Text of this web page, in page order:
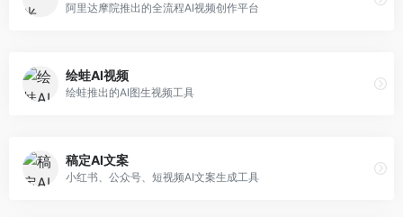
阿里达摩院推出的全流程AI视频创作平台
绘蛙AI视频
绘蛙推出的AI图生视频工具
稿定AI文案
小红书、公众号、短视频AI文案生成工具